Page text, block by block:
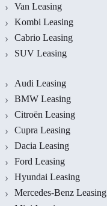
Van Leasing
Kombi Leasing
Cabrio Leasing
SUV Leasing
Audi Leasing
BMW Leasing
Citroën Leasing
Cupra Leasing
Dacia Leasing
Ford Leasing
Hyundai Leasing
Mercedes-Benz Leasing